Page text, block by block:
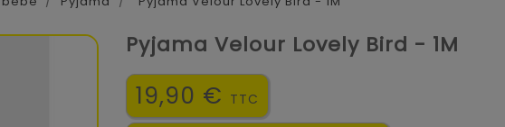
Pyjama Velour Lovely Bird - 1M
19,90 € TTC